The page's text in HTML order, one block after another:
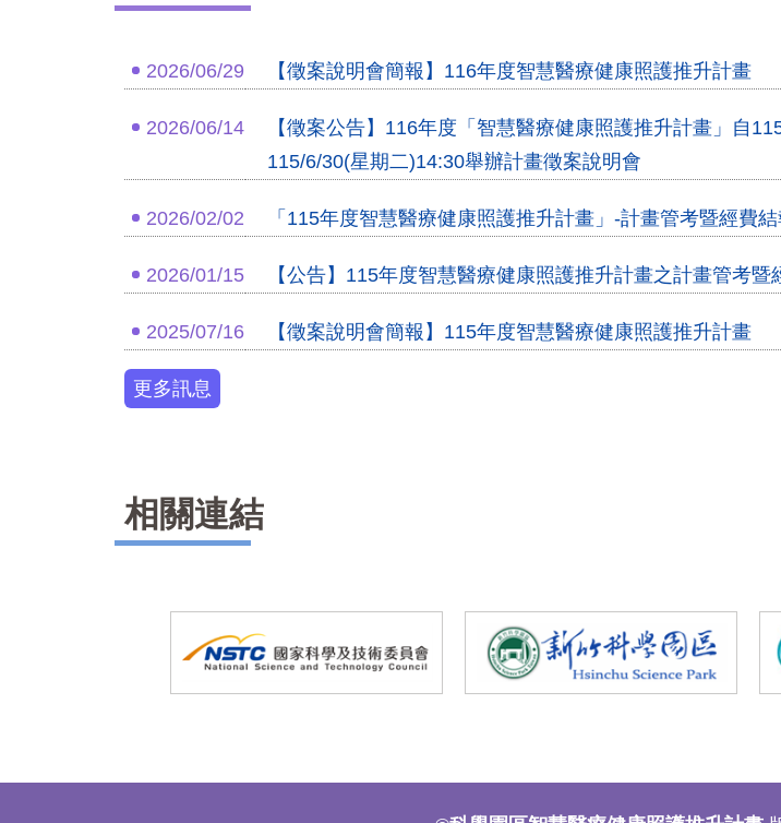
2026/06/29 【徵案說明會簡報】116年度智慧醫療健康照護推升計畫
2026/06/14
【徵案公告】116年度「智慧醫療健康照護推升計畫」自
115/6/30(星期二)14:30舉辦計畫徵案說明會
2026/02/02 「115年度智慧醫療健康照護推升計畫」-計畫管考暨經費結
2026/01/15 【公告】115年度智慧醫療健康照護推升計畫之計畫管考暨
2025/07/16 【徵案說明會簡報】115年度智慧醫療健康照護推升計畫
更多訊息
相關連結